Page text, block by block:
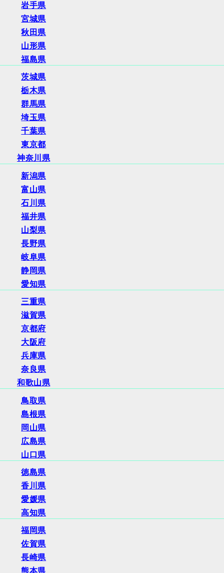
岩手県
宮城県
秋田県
山形県
福島県
茨城県
栃木県
群馬県
埼玉県
千葉県
東京都
神奈川県
新潟県
富山県
石川県
福井県
山梨県
長野県
岐阜県
静岡県
愛知県
三重県
滋賀県
京都府
大阪府
兵庫県
奈良県
和歌山県
鳥取県
島根県
岡山県
広島県
山口県
徳島県
香川県
愛媛県
高知県
福岡県
佐賀県
長崎県
熊本県